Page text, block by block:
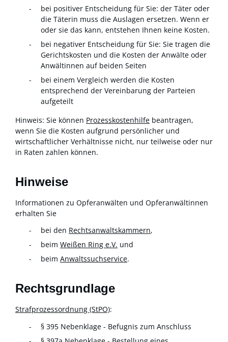
bei positiver Entscheidung für Sie: der Täter oder
die Täterin muss die Auslagen ersetzen. Wenn er
oder sie das kann, entstehen Ihnen keine Kosten.
bei negativer Entscheidung für Sie: Sie tragen die
Gerichtskosten und die Kosten der Anwälte oder
Anwältinnen auf beiden Seiten
bei einem Vergleich werden die Kosten
entsprechend der Vereinbarung der Parteien
aufgeteilt
Hinweis: Sie können Prozesskostenhilfe beantragen,
wenn Sie die Kosten aufgrund persönlicher und
wirtschaftlicher Verhältnisse nicht, nur teilweise oder nur
in Raten zahlen können.
Hinweise
Informationen zu Opferanwälten und Opferanwältinnen
erhalten Sie
bei den Rechtsanwaltskammern,
beim Weißen Ring e.V. und
beim Anwaltssuchservice.
Rechtsgrundlage
Strafprozessordnung (StPO):
§ 395 Nebenklage - Befugnis zum Anschluss